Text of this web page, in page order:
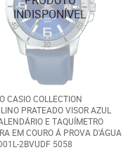
CASIO COLLECTION
PRATEADO VISOR AZUL
E TAQUÍMETRO
EM COURO Á PROVA D'ÁGUA
2BVUDF 5058